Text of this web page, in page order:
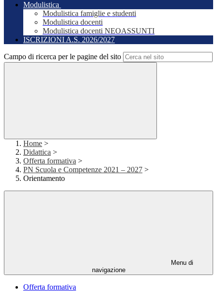
Modulistica
Modulistica famiglie e studenti
Modulistica docenti
Modulistica docenti NEOASSUNTI
ISCRIZIONI A.S. 2026/2027
Campo di ricerca per le pagine del sito
Home >
Didattica >
Offerta formativa >
PN Scuola e Competenze 2021 – 2027 >
Orientamento
Menu di
navigazione
Offerta formativa